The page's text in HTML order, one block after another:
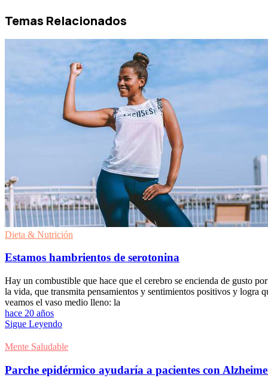
Temas Relacionados
Dieta & Nutrición
Estamos hambrientos de serotonina
Hay un combustible que hace que el cerebro se encienda de gusto por
la vida, que transmita pensamientos y sentimientos positivos y logra
veamos el vaso medio lleno: la
hace 20 años
Sigue Leyendo
Mente Saludable
Parche epidérmico ayudaría a pacientes con